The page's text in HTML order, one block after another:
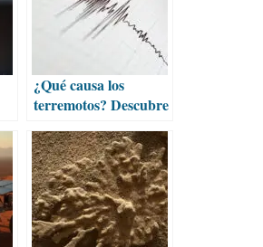
¿Qué causa los
terremotos? Descubre
los sismos